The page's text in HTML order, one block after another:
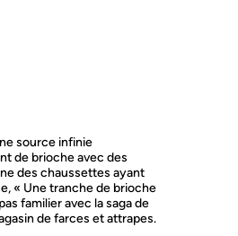
source infinie
de brioche avec des
des chaussettes ayant
« Une tranche de brioche
familier avec la saga de
de farces et attrapes.